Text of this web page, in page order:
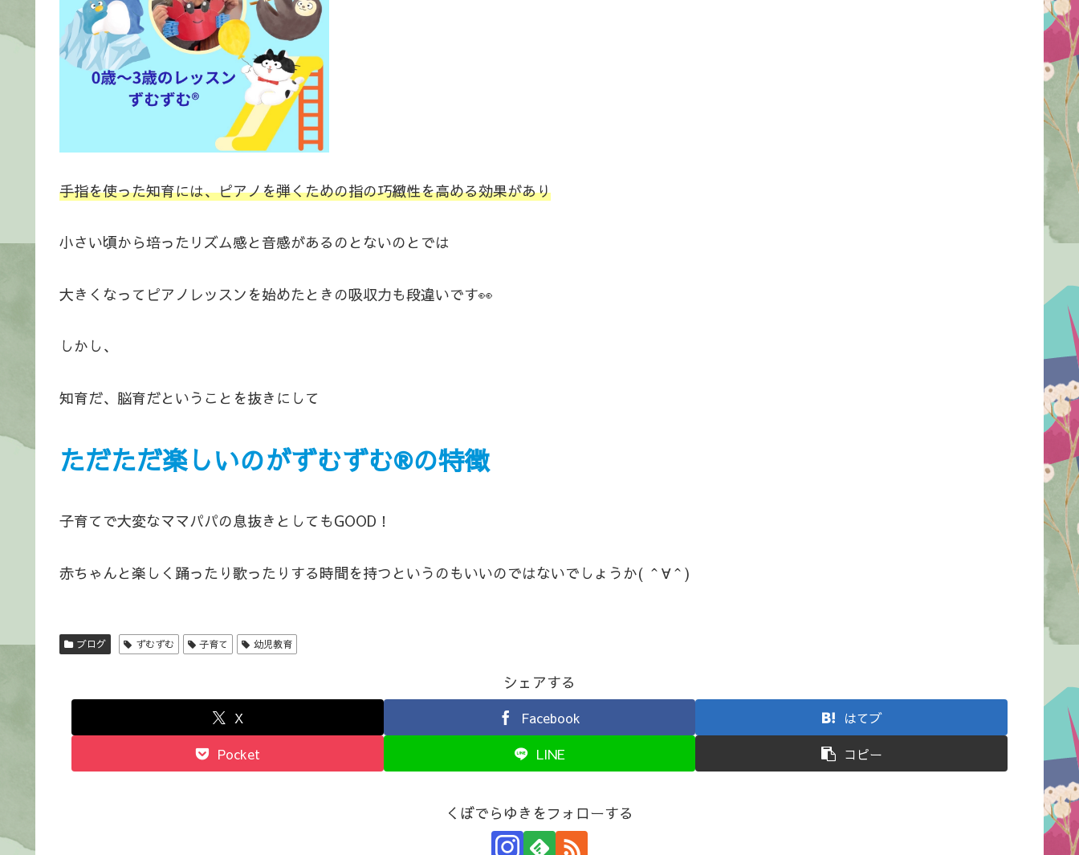
手指を使った知育には、ピアノを弾くための指の巧緻性を高める効果があり
小さい頃から培ったリズム感と音感があるのとないのとでは
大きくなってピアノレッスンを始めたときの吸収力も段違いです👀
しかし、
知育だ、脳育だということを抜きにして
ただただ楽しいのがずむずむ®️の特徴
子育てで大変なママパパの息抜きとしてもGOOD！
赤ちゃんと楽しく踊ったり歌ったりする時間を持つというのもいいのではないでしょうか( ＾∀＾)
ブログ ずむずむ 子育て 幼児教育
シェアする
X Facebook はてブ
Pocket LINE コピー
くぼでらゆきをフォローする